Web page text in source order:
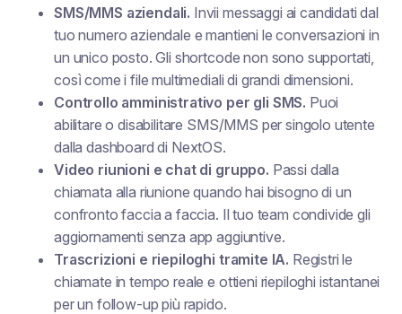
SMS/MMS aziendali. Invii messaggi ai candidati dal
tuo numero aziendale e mantieni le conversazioni in
un unico posto. Gli shortcode non sono supportati,
così come i file multimediali di grandi dimensioni.
Controllo amministrativo per gli SMS. Puoi
abilitare o disabilitare SMS/MMS per singolo utente
dalla dashboard di NextOS.
Video riunioni e chat di gruppo. Passi dalla
chiamata alla riunione quando hai bisogno di un
confronto faccia a faccia. Il tuo team condivide gli
aggiornamenti senza app aggiuntive.
Trascrizioni e riepiloghi tramite IA. Registri le
chiamate in tempo reale e ottieni riepiloghi istantanei
per un follow-up più rapido.